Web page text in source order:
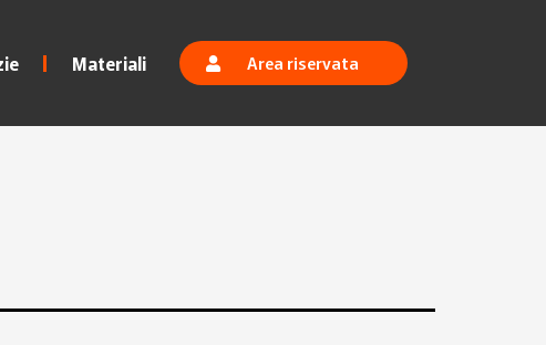
Materiali Area riservata